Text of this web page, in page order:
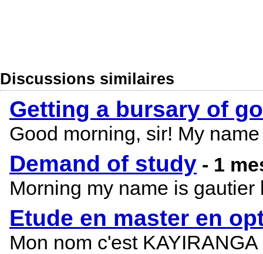
Discussions similaires
Getting a bursary of
Good morning, sir! My
Demand of study - 1
Morning my name is
Etude en master en
Mon nom c'est